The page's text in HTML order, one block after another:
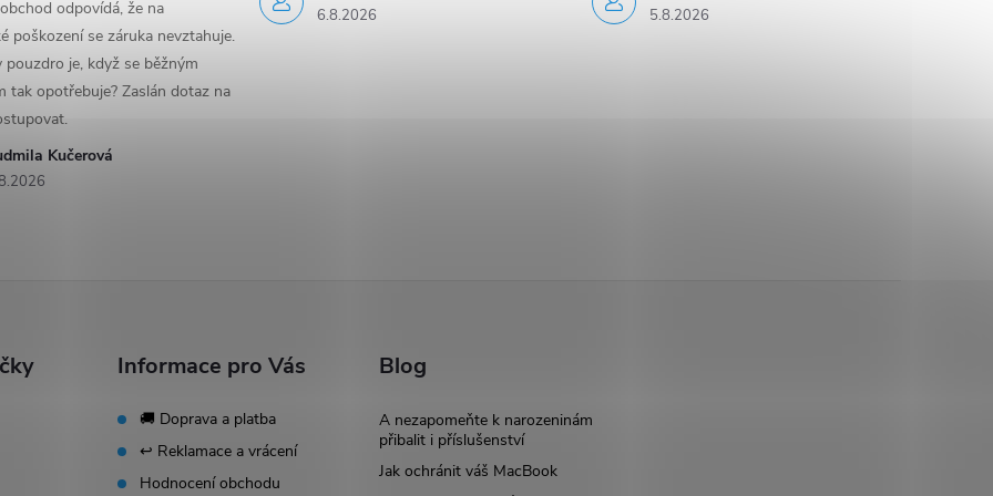
Kučerová
odpovídá, že na
poškození se záruka nevztahuje.
pouzdro je, když se běžným
tak opotřebuje? Zaslán dotaz na
6.8.2026 5.8.2026
Informace pro Vás
🚚 Doprava a platba
↩️ Reklamace a vrácení
Hodnocení obchodu
Blog
A nezapomeňte k narozeninám
přibalit i příslušenství
Jak ochránit váš MacBook